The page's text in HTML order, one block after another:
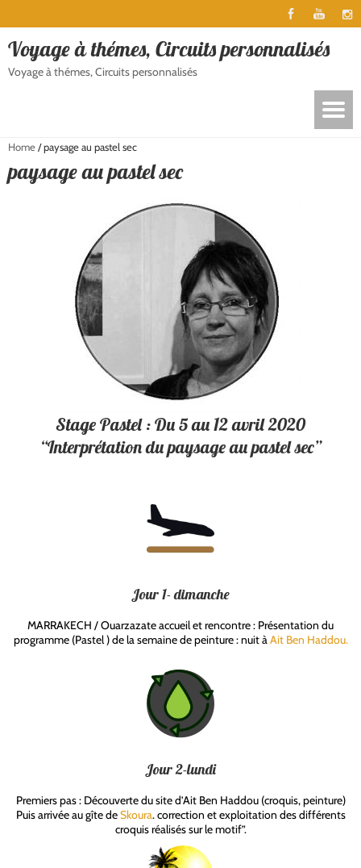
Voyage à thémes, Circuits personnalisés
Voyage à thémes, Circuits personnalisés
Home/paysage au pastel sec
paysage au pastel sec
Stage Pastel : Du 5 au 12 avril 2020
“Interprétation du paysage au pastel sec”
Jour 1- dimanche
MARRAKECH / Ouarzazate accueil et rencontre : Présentation du
programme (Pastel ) de la semaine de peinture : nuit àAit Ben Haddou.
Jour 2-lundi
Premiers pas : Découverte du site d’Ait Ben Haddou (croquis, peinture)
Puis arrivée au gîte deSkoura. correction et exploitation des différents
croquis réalisés sur le motif”.